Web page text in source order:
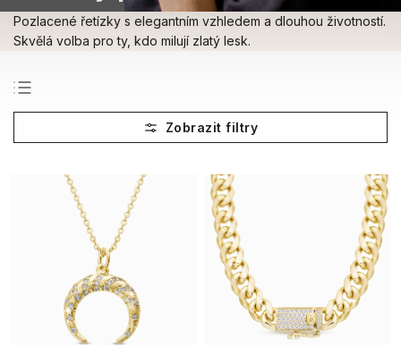
Pozlacené řetízky s elegantním vzhledem a dlouhou životností.
Skvělá volba pro ty, kdo milují zlatý lesk.
Nejprodávanější
Nejlevnější
Nejdražší
Abecedně